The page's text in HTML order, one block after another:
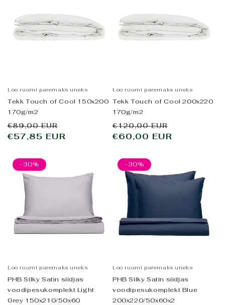
Loo ruumi paremaks uneks
Tekk Touch of Cool 150x200
170g/m2
Tavahind
€89,00 EUR
Allahindluse
hind
€57,85 EUR
Loo ruumi paremaks uneks
Tekk Touch of Cool 200x220
170g/m2
Tavahind
€120,00 EUR
€60,00 EUR
-30%
Loo ruumi paremaks uneks
PHB Silky Satin siidjas
voodipesukomplekt Light
Grey 150x210/50x60
-30%
Loo ruumi paremaks uneks
PHB Silky Satin siidjas
voodipesukomplekt Blue
200x220/50x60x2